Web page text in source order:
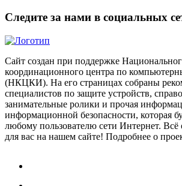
Следите за нами в социальных
Сайт создан при поддержке
координационного центра по
(НКЦКИ). На его страницах собраны
специалистов по защите устройств,
занимательные ролики и прочая
информационной безопасности, которая
любому пользователю сети Интернет. Всё
для вас на нашем сайте! Подробнее о